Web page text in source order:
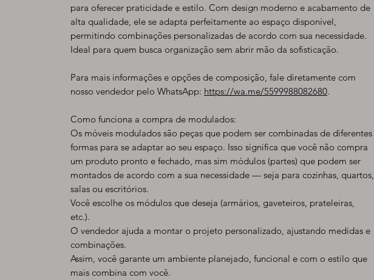
para oferecer praticidade e estilo. Com design moderno e acabamento de
alta qualidade, ele se adapta perfeitamente ao espaço disponível,
permitindo combinações personalizadas de acordo com sua necessidade.
Ideal para quem busca organização sem abrir mão da sofisticação.
Para mais informações e opções de composição, fale diretamente com
nosso vendedor pelo WhatsApp: https://wa.me/5599988082680.
Como funciona a compra de modulados:
Os móveis modulados são peças que podem ser combinadas de diferentes
formas para se adaptar ao seu espaço. Isso significa que você não compra
um produto pronto e fechado, mas sim módulos (partes) que podem ser
montados de acordo com a sua necessidade — seja para cozinhas, quartos,
salas ou escritórios.
Você escolhe os módulos que deseja (armários, gaveteiros, prateleiras,
etc.).
O vendedor ajuda a montar o projeto personalizado, ajustando medidas e
combinações.
Assim, você garante um ambiente planejado, funcional e com o estilo que
mais combina com você.